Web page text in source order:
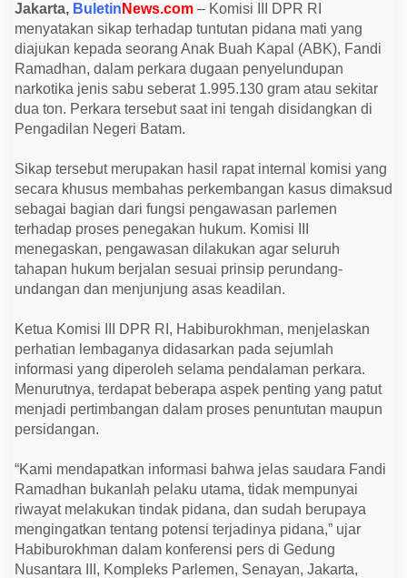
a
M
a
t
i
A
B
K
K
a
s
2
T
o
n
a
b
,
e
k
a
n
k
a
n
P
s
i
p
K
e
d
i
Jakarta, Buletin News.com – Komisi III DPR RI
menyatakan sikap terhadap tuntutan pidana mati yang
diajukan kepada seorang Anak Buah Kapal (ABK), Fandi
Ramadhan, dalam perkara dugaan penyelundupan
narkotika jenis sabu seberat 1.995.130 gram atau sekitar
dua ton. Perkara tersebut saat ini tengah disidangkan di
Pengadilan Negeri Batam.
Sikap tersebut merupakan hasil rapat internal komisi yang
secara khusus membahas perkembangan kasus dimaksud
sebagai bagian dari fungsi pengawasan parlemen
terhadap proses penegakan hukum. Komisi III
menegaskan, pengawasan dilakukan agar seluruh
tahapan hukum berjalan sesuai prinsip perundang-
undangan dan menjunjung asas keadilan.
Ketua Komisi III DPR RI, Habiburokhman, menjelaskan
perhatian lembaganya didasarkan pada sejumlah
informasi yang diperoleh selama pendalaman perkara.
Menurutnya, terdapat beberapa aspek penting yang patut
menjadi pertimbangan dalam proses penuntutan maupun
persidangan.
“Kami mendapatkan informasi bahwa jelas saudara Fandi
Ramadhan bukanlah pelaku utama, tidak mempunyai
riwayat melakukan tindak pidana, dan sudah berupaya
mengingatkan tentang potensi terjadinya pidana,” ujar
Habiburokhman dalam konferensi pers di Gedung
Nusantara III, Kompleks Parlemen, Senayan, Jakarta,